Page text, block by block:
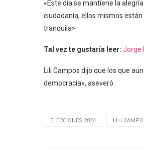
«Este dia se mantiene la
ciudadanía, ellos mismos
tranquila».
Tal vez te gustaría leer: Jorge
Lili Campos dijo que los que
democracia», aseveró.
ELECCIONES 2024 LILI